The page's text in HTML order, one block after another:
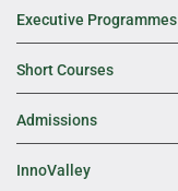
Executive Programmes
Short Courses
Admissions
InnoValley